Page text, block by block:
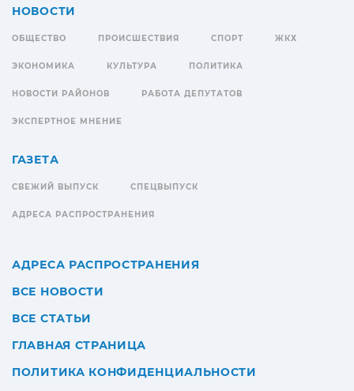
НОВОСТИ
ОБЩЕСТВО ПРОИСШЕСТВИЯ СПОРТ ЖКХ
ЭКОНОМИКА КУЛЬТУРА ПОЛИТИКА
НОВОСТИ РАЙОНОВ РАБОТА ДЕПУТАТОВ
ЭКСПЕРТНОЕ МНЕНИЕ
ГАЗЕТА
СВЕЖИЙ ВЫПУСК СПЕЦВЫПУСК
АДРЕСА РАСПРОСТРАНЕНИЯ
АДРЕСА РАСПРОСТРАНЕНИЯ
ВСЕ НОВОСТИ
ВСЕ СТАТЬИ
ГЛАВНАЯ СТРАНИЦА
ПОЛИТИКА КОНФИДЕНЦИАЛЬНОСТИ